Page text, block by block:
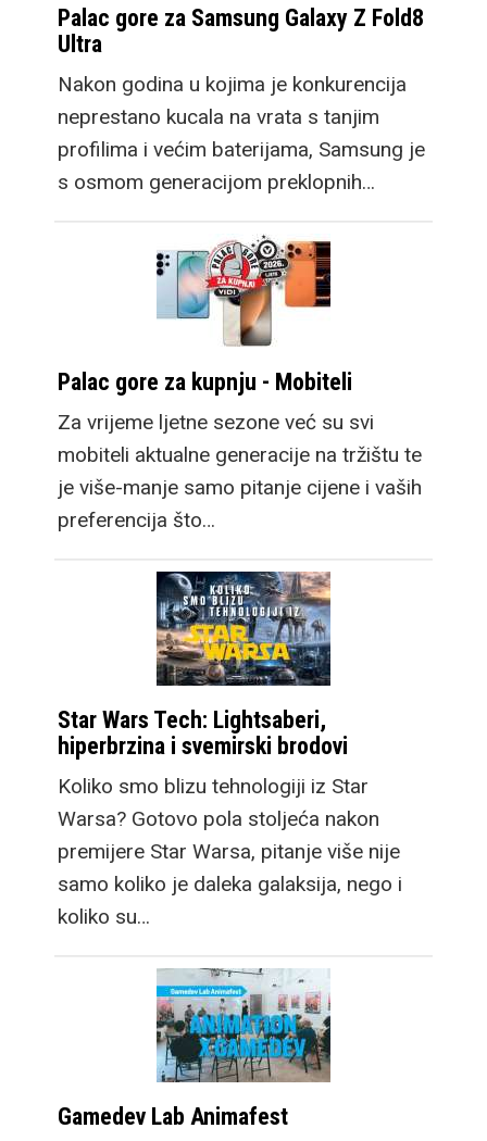
Palac gore za Samsung Galaxy Z Fold8
Ultra
Nakon godina u kojima je konkurencija
neprestano kucala na vrata s tanjim
profilima i većim baterijama, Samsung je
s osmom generacijom preklopnih…
Palac gore za kupnju - Mobiteli
Za vrijeme ljetne sezone već su svi
mobiteli aktualne generacije na tržištu te
je više-manje samo pitanje cijene i vaših
preferencija što…
Star Wars Tech: Lightsaberi,
hiperbrzina i svemirski brodovi
Koliko smo blizu tehnologiji iz Star
Warsa? Gotovo pola stoljeća nakon
premijere Star Warsa, pitanje više nije
samo koliko je daleka galaksija, nego i
koliko su…
Gamedev Lab Animafest